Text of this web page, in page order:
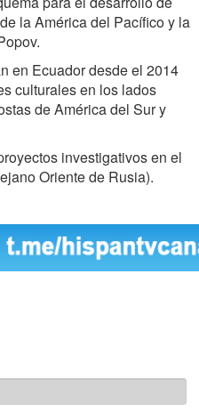
la América del Pacífico y la
en Ecuador desde el 2014
culturales en los lados
de América del Sur y
investigativos en el
Oriente de Rusia).